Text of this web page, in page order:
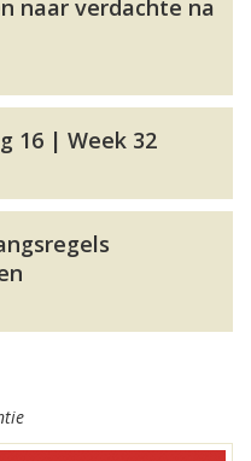
naar verdachte na
16 | Week 32